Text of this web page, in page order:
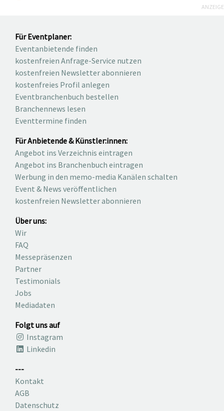
ANZEIGE
Für Eventplaner:
Eventanbietende finden
kostenfreien Anfrage-Service nutzen
kostenfreien Newsletter abonnieren
kostenfreies Profil anlegen
Eventbranchenbuch bestellen
Branchennews lesen
Eventtermine finden
Für Anbietende & Künstler:innen:
Angebot ins Verzeichnis eintragen
Angebot ins Branchenbuch eintragen
Werbung in den memo-media Kanälen schalten
Event & News veröffentlichen
kostenfreien Newsletter abonnieren
Über uns:
Wir
FAQ
Messepräsenzen
Partner
Testimonials
Jobs
Mediadaten
Folgt uns auf
Instagram
Linkedin
---
Kontakt
AGB
Datenschutz